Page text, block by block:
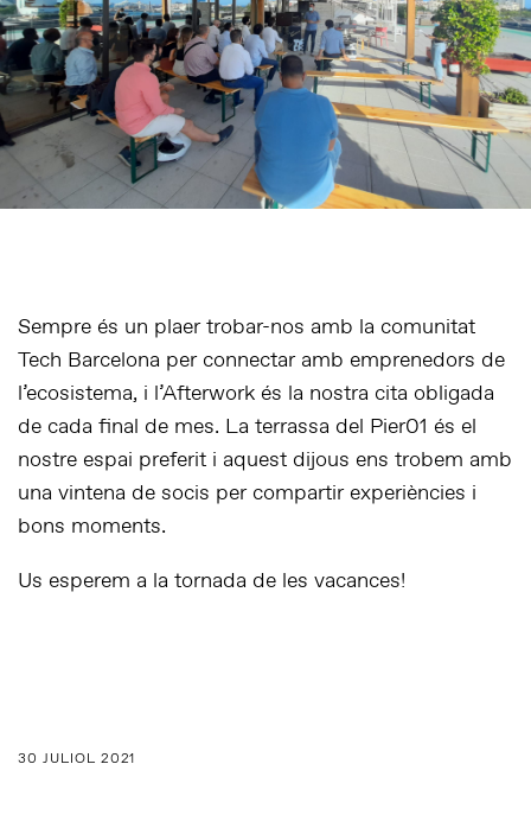
Sempre és un plaer trobar-nos amb la comunitat
Tech Barcelona per connectar amb emprenedors de
l’ecosistema, i l’Afterwork és la nostra cita obligada
de cada final de mes. La terrassa del Pier01 és el
nostre espai preferit i aquest dijous ens trobem amb
una vintena de socis per compartir experiències i
bons moments.
Us esperem a la tornada de les vacances!
30 JULIOL 2021